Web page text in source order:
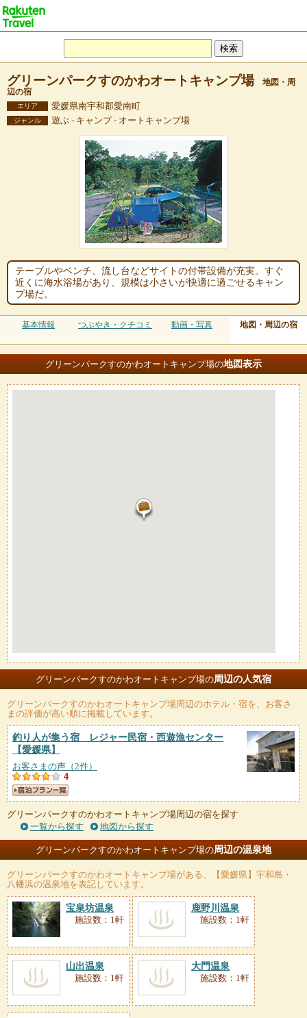
グリーンパークすのかわオートキャンプ場
地図・周
辺の宿
エリア 愛媛県南宇和郡愛南町
ジャンル 遊ぶ - キャンプ - オートキャンプ場
テーブルやベンチ、流し台などサイトの付帯設備が充実。すぐ
近くに海水浴場があり、規模は小さいが快適に過ごせるキャン
プ場だ。
基本情報 つぶやき・クチコミ 動画・写真 地図・周辺の宿
グリーンパークすのかわオートキャンプ場の地図表示
グリーンパークすのかわオートキャンプ場の周辺の人気宿
グリーンパークすのかわオートキャンプ場周辺のホテル・宿を、お客さ
まの評価が高い順に掲載しています。
釣り人が集う宿 レジャー民宿・西遊漁センター
【愛媛県】
お客さまの声（2件）
4
グリーンパークすのかわオートキャンプ場周辺の宿を探す
一覧から探す
地図から探す
グリーンパークすのかわオートキャンプ場の周辺の温泉地
グリーンパークすのかわオートキャンプ場がある、【愛媛県】宇和島・
八幡浜の温泉地を表記しています。
宝泉坊温泉
施設数：1軒
鹿野川温泉
施設数：1軒
山出温泉
施設数：1軒
大門温泉
施設数：1軒